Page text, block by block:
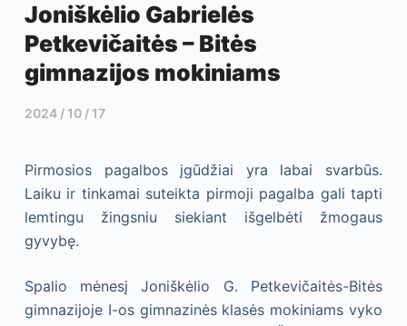
Joniškėlio Gabrielės
Petkevičaitės – Bitės
gimnazijos mokiniams
2024 / 10 / 17
Pirmosios pagalbos įgūdžiai yra labai svarbūs.
Laiku ir tinkamai suteikta pirmoji pagalba gali tapti
lemtingu žingsniu siekiant išgelbėti žmogaus
gyvybę.
Spalio mėnesį Joniškėlio G. Petkevičaitės-Bitės
gimnazijoje I-os gimnazinės klasės mokiniams vyko